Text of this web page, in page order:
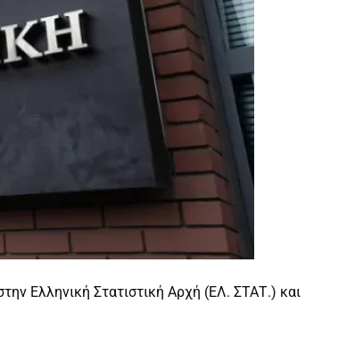
Ελληνική Στατιστική Αρχή (ΕΛ. ΣΤΑΤ.) και